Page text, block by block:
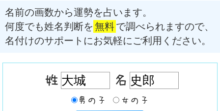
名前の画数から運勢を占います。
何度でも姓名判断を 無料で調べられますので、
名付けのサポートにお気軽にご利用ください。